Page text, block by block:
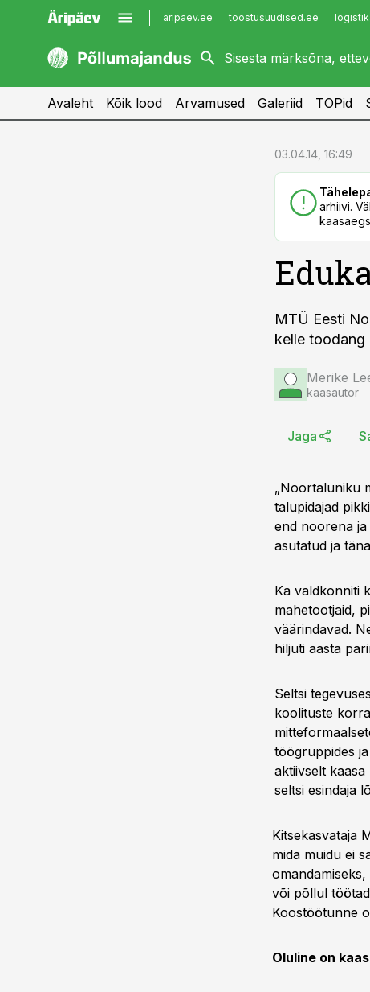
aripaev.ee tööstusuudised.ee
kaubandus.ee
kinnisvarauudised.ee
imelineajalugu.ee
Avaleht Kõik lood Arvamused Galeriid TOPid
03.04.14, 16:49
arhiivi.
MTÜ Eesti
kelle toodang
Merike
kaasautor
Jaga
„Noortaluniku
talupidajad
end noorena
asutatud ja
Ka valdkonniti
mahetootjaid,
väärindavad.
hiljuti aasta
Seltsi
koolituste
töögruppides
aktiivselt
seltsi esindaja
Kitsekasvataja
mida muidu ei
või põllul
Koostöötunne
Oluline on